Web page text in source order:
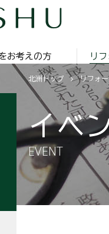
お考えの方 リ
北洲トップ リフォ
イベ
EVENT